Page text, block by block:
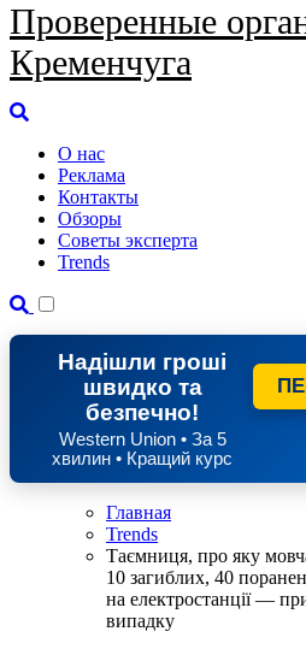
Проверенные
Кременчуга
О нас
Реклама
Контакты
Обзоры
Советы эксперта
Trends
Надішли гроші
швидко та
безпечно!
Western Union • За 5
хвилин • Кращий курс
Главная
Trends
Таємниця, про яку
10 загиблих, 40
на електростанції —
випадку